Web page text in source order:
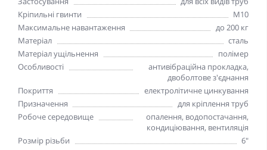
Кріпильні гвинти
М10
Максимальне навантаження
до 200 кг
Матеріал
сталь
Матеріал ущільнення
полімер
Особливості
антивібраційна прокладка,
двоболтове з'єднання
Покриття
електролітичне цинкування
Призначення
для кріплення труб
Робоче середовище
опалення, водопостачання,
кондиціювання, вентиляція
Розмір різьби
6"